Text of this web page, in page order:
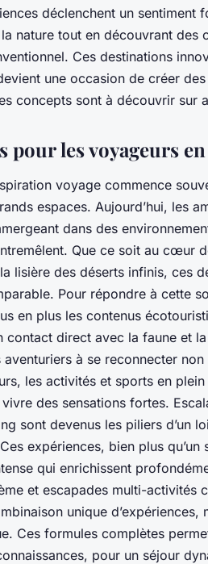
déclenchent un sentiment
nature tout en découvrant des
Ces destinations
une occasion de créer
concepts sont à découvrir sur
les voyageurs
voyage commence
espaces. Aujourd’hui, les
dans des
Que ce soit au cœur
lisière des déserts infinis, ces
Pour répondre à cette
en plus les contenus
contact direct avec la faune et
à se reconnecter
les activités et sports en
des sensations fortes.
sont devenus les piliers d’un
expériences, bien plus
qui enrichissent
et escapades multi-activités
unique
Ces formules complètes
pour un séjour